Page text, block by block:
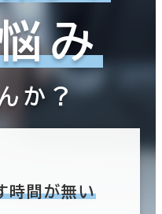
み
か？
時間が無い